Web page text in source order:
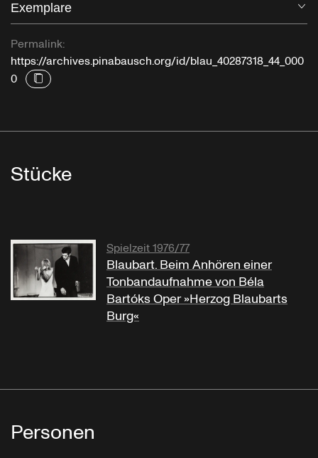
Exemplare
Permalink:
https://archives.pinabausch.org/id/blau_40287318_44_000
0
Stücke
Spielzeit 1976/77
Blaubart. Beim Anhören einer
Tonbandaufnahme von Béla
Bartóks Oper »Herzog Blaubarts
Burg«
Personen